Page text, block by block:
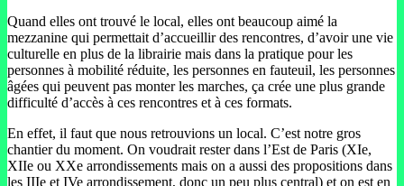
Quand elles ont trouvé le local, elles ont beaucoup aimé la
mezzanine qui permettait d’accueillir des rencontres, d’avoir une vie
culturelle en plus de la librairie mais dans la pratique pour les
personnes à mobilité réduite, les personnes en fauteuil, les personnes
âgées qui peuvent pas monter les marches, ça crée une plus grande
difficulté d’accès à ces rencontres et à ces formats.
En effet, il faut que nous retrouvions un local. C’est notre gros
chantier du moment. On voudrait rester dans l’Est de Paris (XIe,
XIIe ou XXe arrondissements mais on a aussi des propositions dans
les IIIe et IVe arrondissement, donc un peu plus central) et on est en